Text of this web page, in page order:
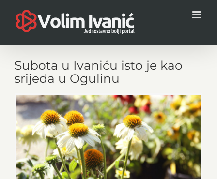
content
Subota u Ivaniću isto je kao
srijeda u Ogulinu